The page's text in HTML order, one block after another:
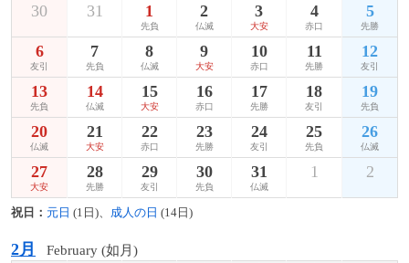
30 31 1
先負
2
仏滅
3
大安
4
赤口
5
先勝
6
友引
7
先負
8
仏滅
9
大安
10
赤口
11
先勝
12
友引
13
先負
14
仏滅
15
大安
16
赤口
17
先勝
18
友引
19
先負
20
仏滅
21
大安
22
赤口
23
先勝
24
友引
25
先負
26
仏滅
27
大安
28
先勝
29
友引
30
先負
31
仏滅
1 2
祝日： 元日 (1日)、 成人の日 (14日)
2月 February (如月)